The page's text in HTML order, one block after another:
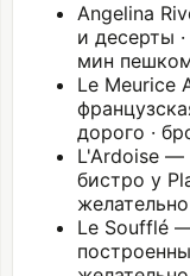
Angelina
и десерты
мин
Le Meurice
дорого ·
L'Ardoise —
бистро у
Le Soufflé